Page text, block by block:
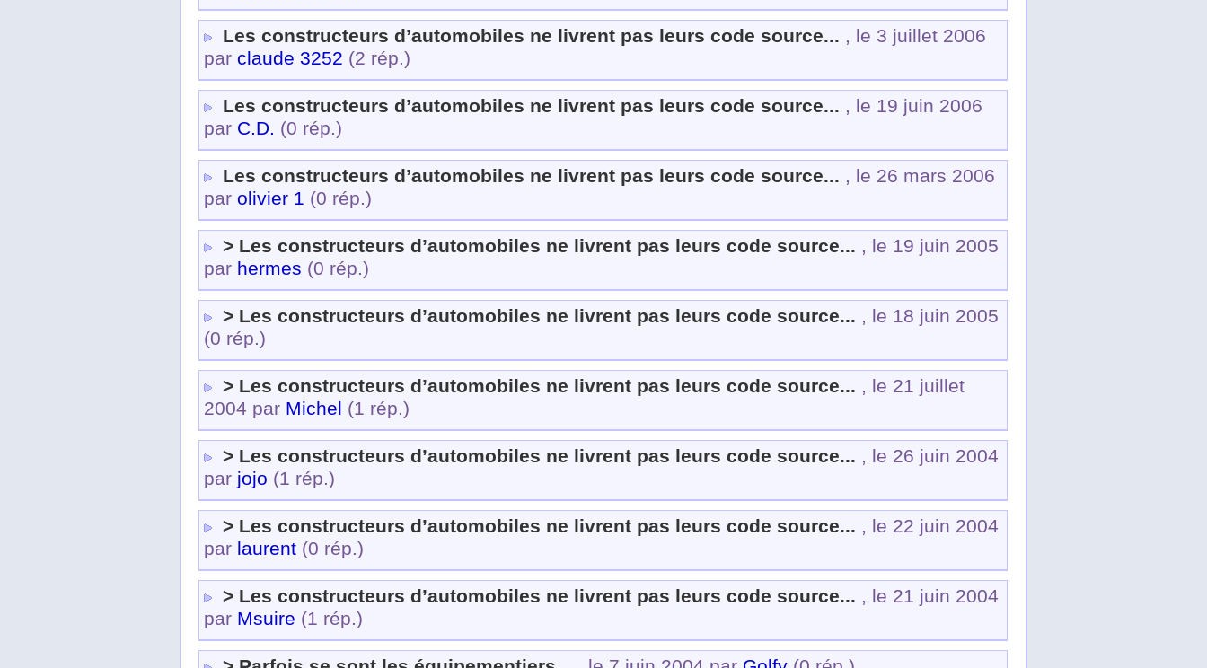
Les constructeurs d’automobiles ne livrent pas leurs code source... , le 3 juillet 2006
par claude 3252 (2 rép.)
Les constructeurs d’automobiles ne livrent pas leurs code source... , le 19 juin 2006
par C.D. (0 rép.)
Les constructeurs d’automobiles ne livrent pas leurs code source... , le 26 mars 2006
par olivier 1 (0 rép.)
> Les constructeurs d’automobiles ne livrent pas leurs code source... , le 19 juin 2005
par hermes (0 rép.)
> Les constructeurs d’automobiles ne livrent pas leurs code source... , le 18 juin 2005
(0 rép.)
> Les constructeurs d’automobiles ne livrent pas leurs code source... , le 21 juillet
2004 par Michel (1 rép.)
> Les constructeurs d’automobiles ne livrent pas leurs code source... , le 26 juin 2004
par jojo (1 rép.)
> Les constructeurs d’automobiles ne livrent pas leurs code source... , le 22 juin 2004
par laurent (0 rép.)
> Les constructeurs d’automobiles ne livrent pas leurs code source... , le 21 juin 2004
par Msuire (1 rép.)